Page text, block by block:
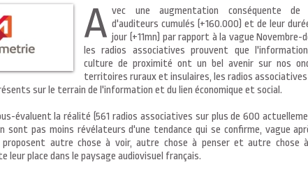
A vec une augmentation conséquente de
d'auditeurs cumulés (+160.000) et de leur
jour (+11mn) par rapport à la vague Novembre-
les radios associatives prouvent que
culture de proximité ont un bel avenir sur nos
territoires ruraux et insulaires, les radios
sur le terrain de l'information et du lien économique et social.
évaluent la réalité (561 radios associatives sur plus de 600
sont pas moins révélateurs d'une tendance qui se confirme, vague
proposent autre chose à voir, autre chose à penser et autre chose
leur place dans le paysage audiovisuel français.